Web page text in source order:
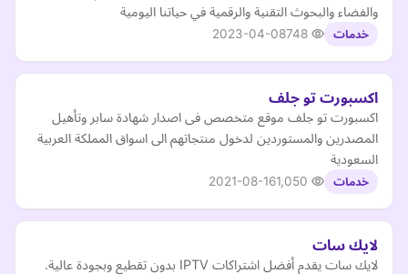
والفضاء والبحوث التقنية والرقمية في حياتنا اليومية
خدمات 2023-04-08
اكسبورت تو جلف
اكسبورت تو جلف موقع متخصص فى اصدار شهادة سابر وتأهيل
المصدرين والمستوردين لدخول منتجاتهم الى اسواق المملكة العربية
السعودية
خدمات 2021-08-16
لايك سات
لايك سات يقدم أفضل اشتراكات IPTV بدون تقطيع وبجودة عالية.